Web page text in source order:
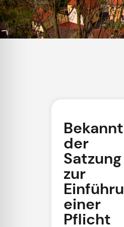
der
Satzung
zur
einer
Pflicht